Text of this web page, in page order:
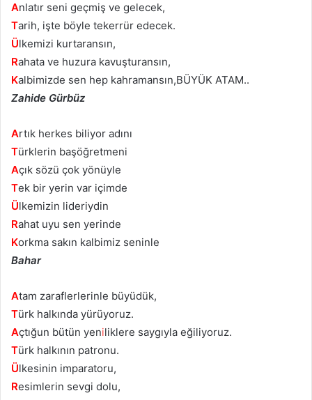
Anlatır seni geçmiş ve gelecek,
Tarih, işte böyle tekerrür edecek.
Ülkemizi kurtaransın,
Rahata ve huzura kavuşturansın,
Kalbimizde sen hep kahramansın,BÜYÜK ATAM..
Zahide Gürbüz
Artık herkes biliyor adını
Türklerin başöğretmeni
Açık sözü çok yönüyle
Tek bir yerin var içimde
Ülkemizin lideriydin
Rahat uyu sen yerinde
Korkma sakın kalbimiz seninle
Bahar
Atam zaraflerlerinle büyüdük,
Türk halkında yürüyoruz.
Açtığun bütün yeniliklere saygıyla eğiliyoruz.
Türk halkının patronu.
Ülkesinin imparatoru,
Resimlerin sevgi dolu,